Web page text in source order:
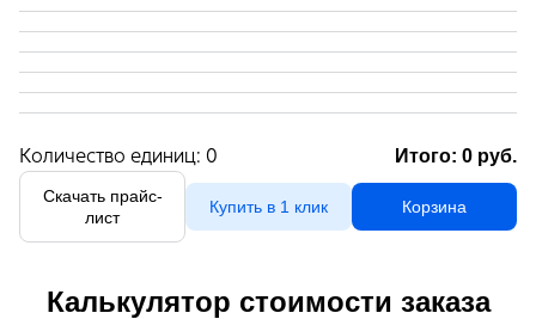
Количество единиц: 0 Итого: 0 руб.
Скачать прайс-
лист
Купить в 1 клик Корзина
Калькулятор стоимости заказа